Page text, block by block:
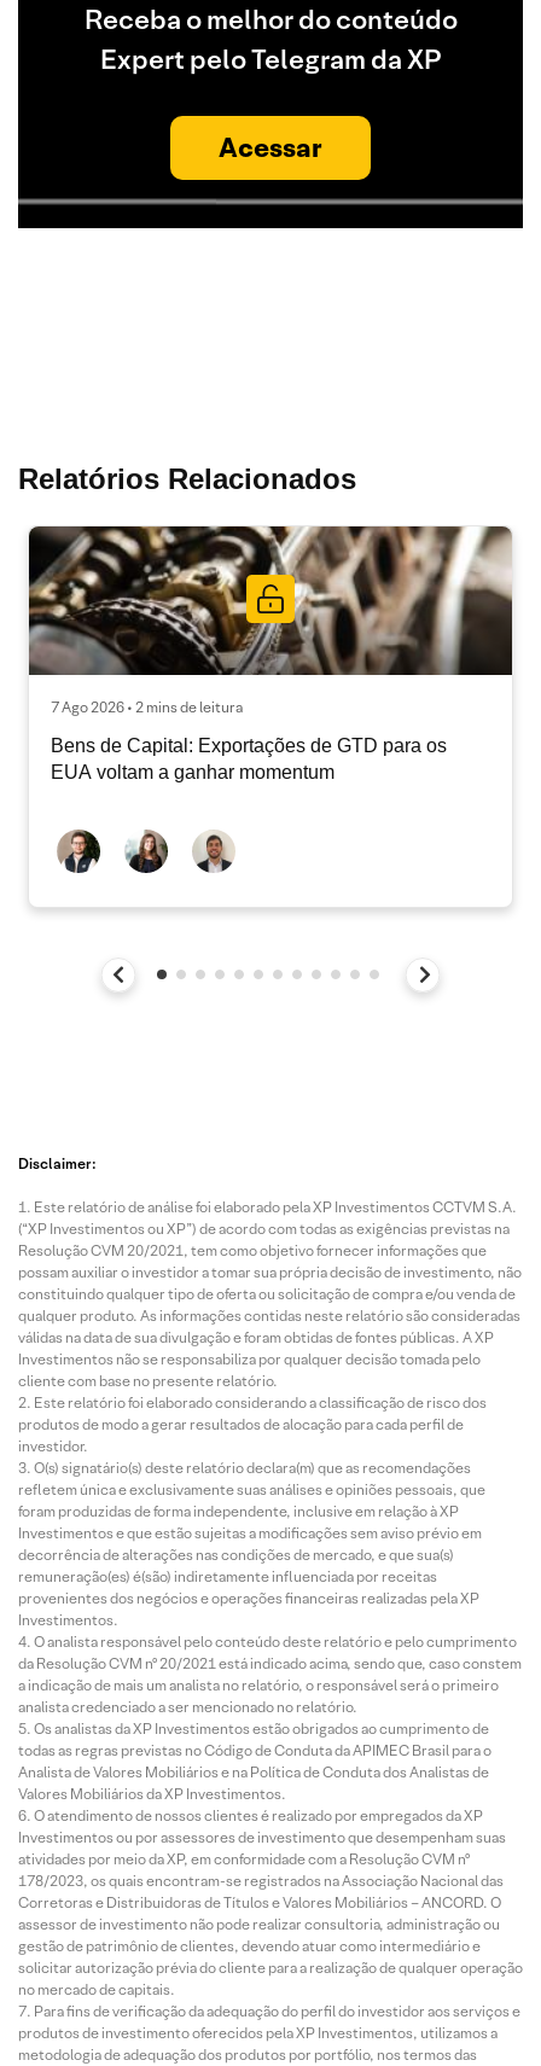
Receba o melhor do conteúdo
Expert pelo Telegram da XP
Acessar
Relatórios Relacionados
7 Ago 2026 • 2 mins de leitura
Bens de Capital: Exportações de GTD para os
EUA voltam a ganhar momentum
Disclaimer:
Este relatório de análise foi elaborado pela XP Investimentos CCTVM S.A.
(“XP Investimentos ou XP”) de acordo com todas as exigências previstas na
Resolução CVM 20/2021, tem como objetivo fornecer informações que
possam auxiliar o investidor a tomar sua própria decisão de investimento, não
constituindo qualquer tipo de oferta ou solicitação de compra e/ou venda de
qualquer produto. As informações contidas neste relatório são consideradas
válidas na data de sua divulgação e foram obtidas de fontes públicas. A XP
Investimentos não se responsabiliza por qualquer decisão tomada pelo
cliente com base no presente relatório.
Este relatório foi elaborado considerando a classificação de risco dos
produtos de modo a gerar resultados de alocação para cada perfil de
investidor.
O(s) signatário(s) deste relatório declara(m) que as recomendações
refletem única e exclusivamente suas análises e opiniões pessoais, que
foram produzidas de forma independente, inclusive em relação à XP
Investimentos e que estão sujeitas a modificações sem aviso prévio em
decorrência de alterações nas condições de mercado, e que sua(s)
remuneração(es) é(são) indiretamente influenciada por receitas
provenientes dos negócios e operações financeiras realizadas pela XP
Investimentos.
O analista responsável pelo conteúdo deste relatório e pelo cumprimento
da Resolução CVM nº 20/2021 está indicado acima, sendo que, caso constem
a indicação de mais um analista no relatório, o responsável será o primeiro
analista credenciado a ser mencionado no relatório.
Os analistas da XP Investimentos estão obrigados ao cumprimento de
todas as regras previstas no Código de Conduta da APIMEC Brasil para o
Analista de Valores Mobiliários e na Política de Conduta dos Analistas de
Valores Mobiliários da XP Investimentos.
O atendimento de nossos clientes é realizado por empregados da XP
Investimentos ou por assessores de investimento que desempenham suas
atividades por meio da XP, em conformidade com a Resolução CVM nº
178/2023, os quais encontram-se registrados na Associação Nacional das
Corretoras e Distribuidoras de Títulos e Valores Mobiliários – ANCORD. O
assessor de investimento não pode realizar consultoria, administração ou
gestão de patrimônio de clientes, devendo atuar como intermediário e
solicitar autorização prévia do cliente para a realização de qualquer operação
no mercado de capitais.
Para fins de verificação da adequação do perfil do investidor aos serviços e
produtos de investimento oferecidos pela XP Investimentos, utilizamos a
metodologia de adequação dos produtos por portfólio, nos termos das